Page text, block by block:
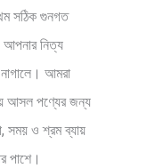
সঠিক গুনগত
আপনার নিত্য
আমরা
আসল পণ্যের জন্য
সময় ও শ্রম ব্যায়
পাশে।